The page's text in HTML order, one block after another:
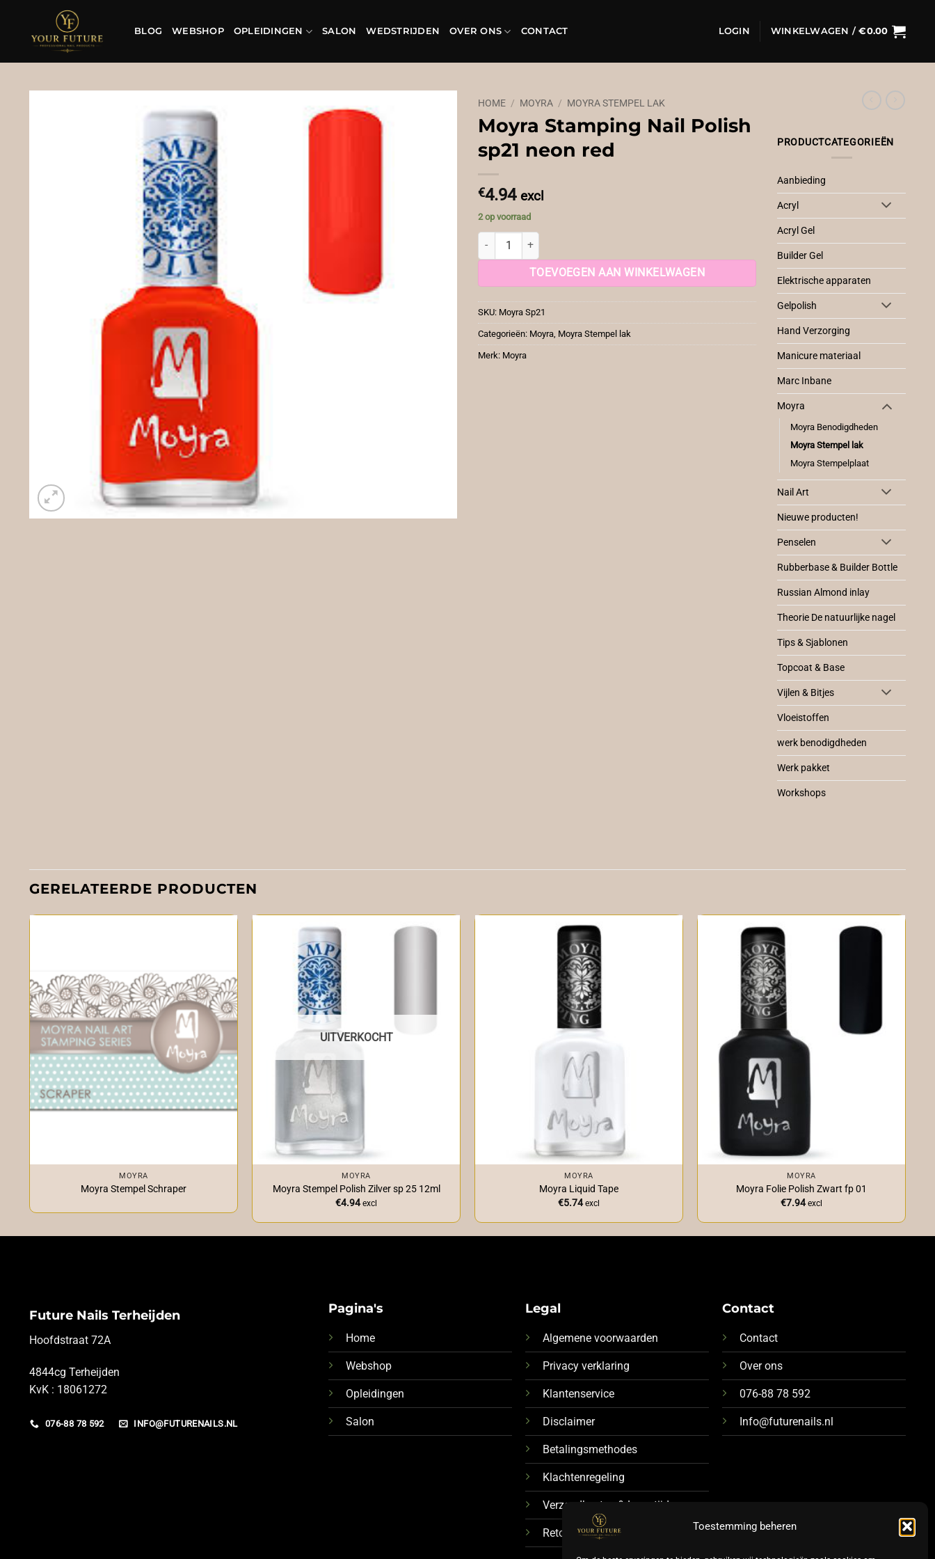
Toestemming beheren
inhoud
BLOG WEBSHOP OPLEIDINGEN SALON WEDSTRIJDEN OVER ONS CONTACT LOGIN WINKELWAGEN /€0.00
HOME / MOYRA / MOYRA STEMPEL LAK
Moyra Stamping Nail Polish
sp21 neon red
€4.94 excl
2 op voorraad
Moyra Stamping Nail Polish sp21 neon red aantal
TOEVOEGEN AAN WINKELWAGEN
SKU: Moyra Sp21
Categorieën: Moyra Moyra Stempel lak
Merk: Moyra
PRODUCTCATEGORIEËN
Aanbieding
Acryl
Acryl Gel
Builder Gel
Elektrische apparaten
Gelpolish
Hand Verzorging
Manicure materiaal
Marc Inbane
Moyra
Moyra Benodigdheden
Moyra Stempel lak
Moyra Stempelplaat
Nail Art
Nieuwe producten!
Penselen
Rubberbase & Builder Bottle
Russian Almond inlay
Theorie De natuurlijke nagel
Tips & Sjablonen
Topcoat & Base
Vijlen & Bitjes
Vloeistoffen
werk benodigdheden
Werk pakket
Workshops
GERELATEERDE PRODUCTEN
MOYRA
Moyra Stempel Schraper
UITVERKOCHT
MOYRA
Moyra Stempel Polish Zilver sp 25 12ml
€4.94 excl
MOYRA
Moyra Liquid Tape
€5.74 excl
MOYRA
Moyra Folie Polish Zwart fp 01
€7.94 excl
Future Nails Terheijden
Hoofdstraat 72A
4844cg Terheijden
KvK : 18061272
076-88 78 592 INFO@FUTURENAILS.NL
Pagina's
Home
Webshop
Opleidingen
Salon
Legal
Algemene voorwaarden
Privacy verklaring
Klantenservice
Disclaimer
Betalingsmethodes
Klachtenregeling
Verzendkosten & Levertijd
Retourbeleid
Contact
Contact
Over ons
076-88 78 592
Info@futurenails.nl